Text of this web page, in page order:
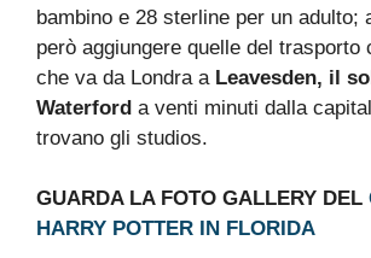
bambino e 28 sterline per un adulto;
però aggiungere quelle del trasporto
che va da Londra a Leavesden, il
Waterford a venti minuti dalla
trovano gli studios.
GUARDA LA FOTO GALLERY DEL
HARRY POTTER IN FLORIDA